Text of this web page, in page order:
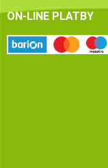
ON-LINE PLATBY